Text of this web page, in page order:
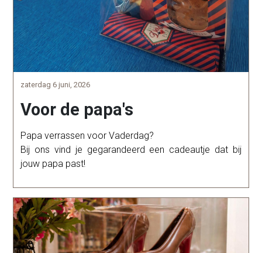
zaterdag 6 juni, 2026
Voor de papa's
Papa verrassen voor Vaderdag?
Bij ons vind je gegarandeerd een cadeautje dat bij
jouw papa past!